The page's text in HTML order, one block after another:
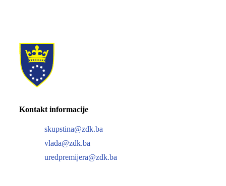
Kontakt informacije
skupstina@zdk.ba
vlada@zdk.ba
uredpremijera@zdk.ba